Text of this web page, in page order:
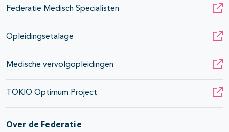
Federatie Medisch Specialisten
Opleidingsetalage
Medische vervolgopleidingen
TOKIO Optimum Project
Over de Federatie